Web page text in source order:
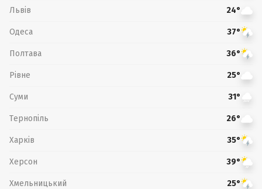
Львів 24°
Одеса 37°
Полтава 36°
Рівне 25°
Суми 31°
Тернопіль 26°
Харків 35°
Херсон 39°
Хмельницький 25°